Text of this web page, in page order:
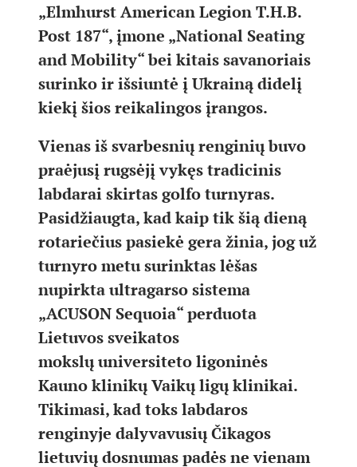
„Elmhurst American Legion T.H.B.
Post 187“, įmone „National Seating
and Mobility“ bei kitais savanoriais
surinko ir išsiuntė į Ukrainą didelį
kiekį šios reikalingos įrangos.
Vienas iš svarbesnių renginių buvo
praėjusį rugsėjį vykęs tradicinis
labdarai skirtas golfo turnyras.
Pasidžiaugta, kad kaip tik šią dieną
rotariečius pasiekė gera žinia, jog už
turnyro metu surinktas lėšas
nupirkta ultragarso sistema
„ACUSON Sequoia“ perduota
Lietuvos sveikatos
mokslų universiteto ligoninės
Kauno klinikų Vaikų ligų klinikai.
Tikimasi, kad toks labdaros
renginyje dalyvavusių Čikagos
lietuvių dosnumas padės ne vienam